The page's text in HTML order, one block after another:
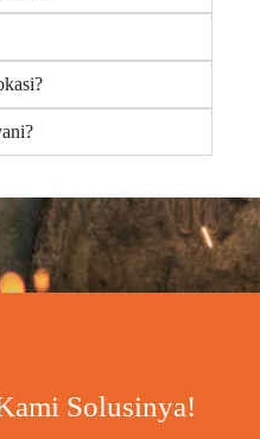
Solusinya!